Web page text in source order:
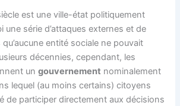
est une ville-état politiquement
une série d’attaques externes et de
entité sociale ne pouvait
décennies, cependant, les
ungouvernement nominalement
lequel (au moins certains) citoyens
de participer directement aux décisions